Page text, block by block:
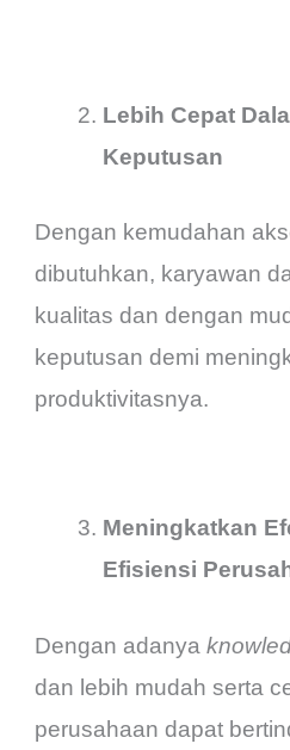
Lebih Cepat
Keputusan
Dengan kemudahan
dibutuhkan, karyawan
kualitas dan dengan
keputusan demi
produktivitasnya.
Meningkatkan
Efisiensi
Dengan adanya
dan lebih mudah serta
perusahaan dapat